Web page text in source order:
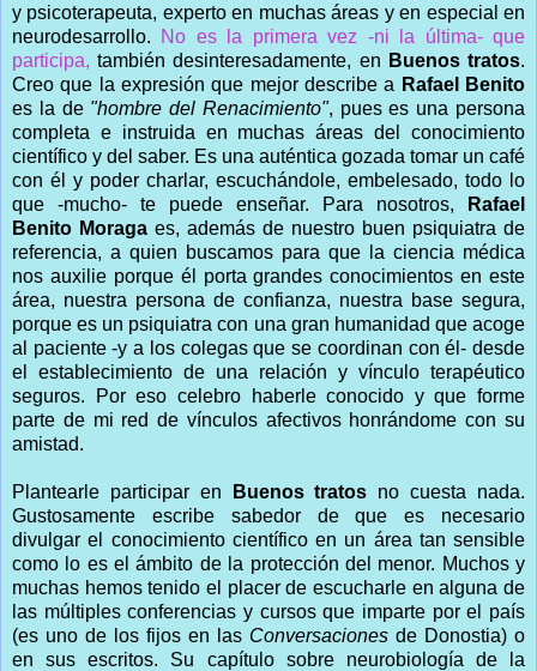
y psicoterapeuta, experto en muchas áreas y en especial en
neurodesarrollo. No es la primera vez -ni la última- que
participa, también desinteresadamente, en Buenos tratos.
Creo que la expresión que mejor describe a Rafael Benito
es la de "hombre del Renacimiento", pues es una persona
completa e instruida en muchas áreas del conocimiento
científico y del saber. Es una auténtica gozada tomar un café
con él y poder charlar, escuchándole, embelesado, todo lo
que -mucho- te puede enseñar. Para nosotros,
Rafael
Benito Moraga es, además de nuestro buen psiquiatra de
referencia, a quien buscamos para que la ciencia médica
nos auxilie porque él porta grandes conocimientos en este
área, nuestra persona de confianza, nuestra base segura,
porque es un psiquiatra con una gran humanidad que acoge
al paciente -y a los colegas que se coordinan con él- desde
el establecimiento de una relación y vínculo terapéutico
seguros. Por eso celebro haberle conocido y que forme
parte de mi red de vínculos afectivos honrándome con su
amistad.
Plantearle participar en Buenos tratos no cuesta nada.
Gustosamente escribe sabedor de que es necesario
divulgar el conocimiento científico en un área tan sensible
como lo es el ámbito de la protección del menor. Muchos y
muchas hemos tenido el placer de escucharle en alguna de
las múltiples conferencias y cursos que imparte por el país
(es uno de los fijos en las Conversaciones de Donostia) o
en sus escritos. Su capítulo sobre neurobiología de la